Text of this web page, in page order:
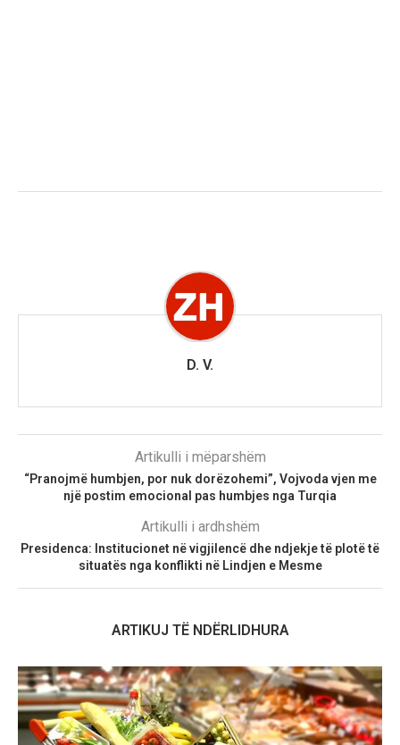
D. V.
Artikulli i mëparshëm
“Pranojmë humbjen, por nuk dorëzohemi”, Vojvoda vjen me
një postim emocional pas humbjes nga Turqia
Artikulli i ardhshëm
Presidenca: Institucionet në vigjilencë dhe ndjekje të plotë të
situatës nga konflikti në Lindjen e Mesme
ARTIKUJ TË NDËRLIDHURA